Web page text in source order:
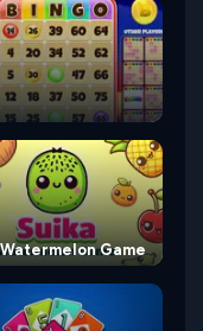
Game